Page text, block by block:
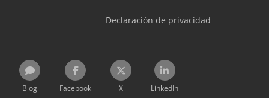
Declaración de privacidad
Blog Facebook X LinkedIn